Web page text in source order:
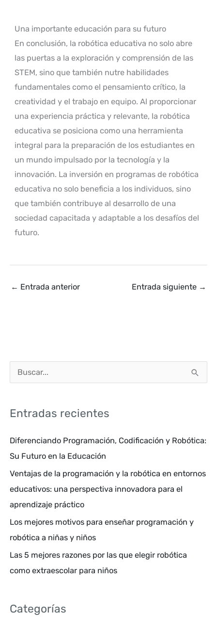
Una importante educación para su futuro
En conclusión, la robótica educativa no solo abre
las puertas a la exploración y comprensión de las
STEM, sino que también nutre habilidades
fundamentales como el pensamiento crítico, la
creatividad y el trabajo en equipo. Al proporcionar
una experiencia práctica y relevante, la robótica
educativa se posiciona como una herramienta
integral para la preparación de los estudiantes en
un mundo impulsado por la tecnología y la
innovación. La inversión en programas de robótica
educativa no solo beneficia a los individuos, sino
que también contribuye al desarrollo de una
sociedad capacitada y adaptable a los desafíos del
futuro.
← Entrada anterior Entrada siguiente →
a
r
Entradas recientes
Diferenciando Programación, Codificación y Robótica:
Su Futuro en la Educación
Ventajas de la programación y la robótica en entornos
educativos: una perspectiva innovadora para el
aprendizaje práctico
Los mejores motivos para enseñar programación y
robótica a niñas y niños
Las 5 mejores razones por las que elegir robótica
como extraescolar para niños
Categorías